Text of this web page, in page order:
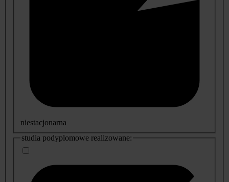
niestacjonarna
studia podyplomowe realizowane: